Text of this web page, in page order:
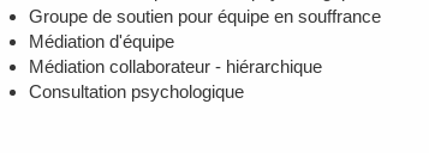
Groupe de soutien pour équipe en souffrance
Médiation d'équipe
Médiation collaborateur - hiérarchique
Consultation psychologique